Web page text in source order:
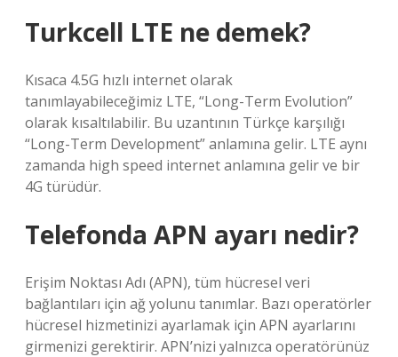
Turkcell LTE ne demek?
Kısaca 4.5G hızlı internet olarak
tanımlayabileceğimiz LTE, “Long-Term Evolution”
olarak kısaltılabilir. Bu uzantının Türkçe karşılığı
“Long-Term Development” anlamına gelir. LTE aynı
zamanda high speed internet anlamına gelir ve bir
4G türüdür.
Telefonda APN ayarı nedir?
Erişim Noktası Adı (APN), tüm hücresel veri
bağlantıları için ağ yolunu tanımlar. Bazı operatörler
hücresel hizmetinizi ayarlamak için APN ayarlarını
girmenizi gerektirir. APN’nizi yalnızca operatörünüz